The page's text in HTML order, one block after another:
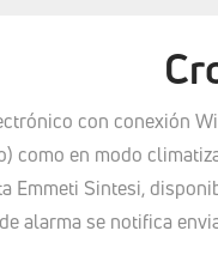
con conexión
como en modo
Emmeti Sintesi,
alarma se notifica